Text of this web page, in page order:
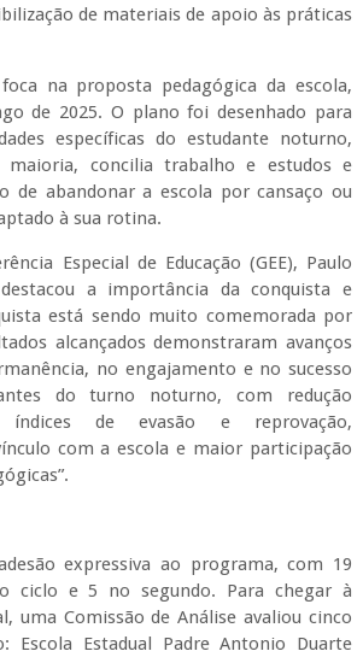
de materiais de apoio às práticas
na proposta pedagógica da escola,
de 2025. O plano foi desenhado para
específicas do estudante noturno,
concilia trabalho e estudos e
de abandonar a escola por cansaço ou
à sua rotina.
Especial de Educação (GEE), Paulo
a importância da conquista e
está sendo muito comemorada por
alcançados demonstraram avanços
no engajamento e no sucesso
do turno noturno, com redução
índices de evasão e reprovação,
com a escola e maior participação
expressiva ao programa, com 19
ciclo e 5 no segundo. Para chegar à
uma Comissão de Análise avaliou cinco
Escola Estadual Padre Antonio Duarte